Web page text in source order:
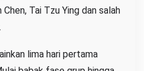
Tai Tzu Ying dan salah
lima hari pertama